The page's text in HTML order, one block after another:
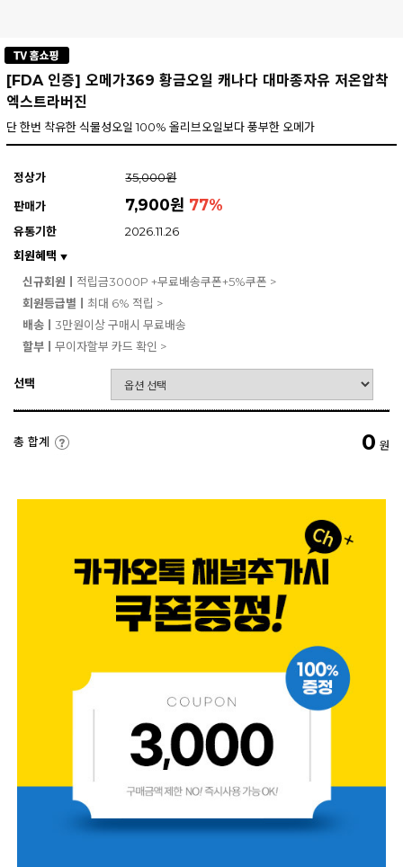
[FDA 인증] 오메가369 황금오일 캐나다 대마종자유 저온압착
엑스트라버진
단 한번 착유한 식물성오일 100% 올리브오일보다 풍부한 오메가
정상가
35,000원
판매가
7,900원 77%
유통기한
2026.11.26
회원혜택 ▼
신규회원ㅣ 적립금3000P +무료배송쿠폰+5%쿠폰 >
회원등급별ㅣ 최대 6% 적립 >
배송ㅣ 3만원이상 구매시 무료배송
할부ㅣ 무이자할부 카드 확인 >
선택
총 합계 0 원